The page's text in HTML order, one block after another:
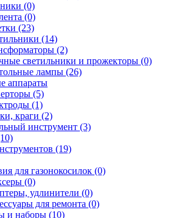
(0)
(0)
(23)
(14)
(2)
светильники и прожекторы (0)
лампы (26)
аппараты
(5)
(1)
краги (2)
инструмент (3)
(19)
для газонокосилок (0)
(0)
удлинители (0)
для ремонта (0)
и наборы (10)